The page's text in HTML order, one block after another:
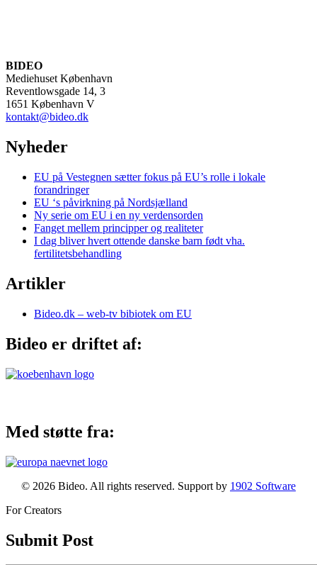
BIDEO
Mediehuset København
Reventlowsgade 14, 3
1651 København V
kontakt@bideo.dk
Nyheder
EU på Vestegnen sætter fokus på EU’s rolle i lokale
forandringer
EU ‘s påvirkning på Nordsjælland
Ny serie om EU i en ny verdensorden
Fanget mellem principper og realiteter
I dag bliver hvert ottende danske barn født vha.
fertilitetsbehandling
Artikler
Bideo.dk – web-tv bibiotek om EU
Bideo er driftet af:
Med støtte fra:
© 2026 Bideo. All rights reserved. Support by 1902 Software
For Creators
Submit Post